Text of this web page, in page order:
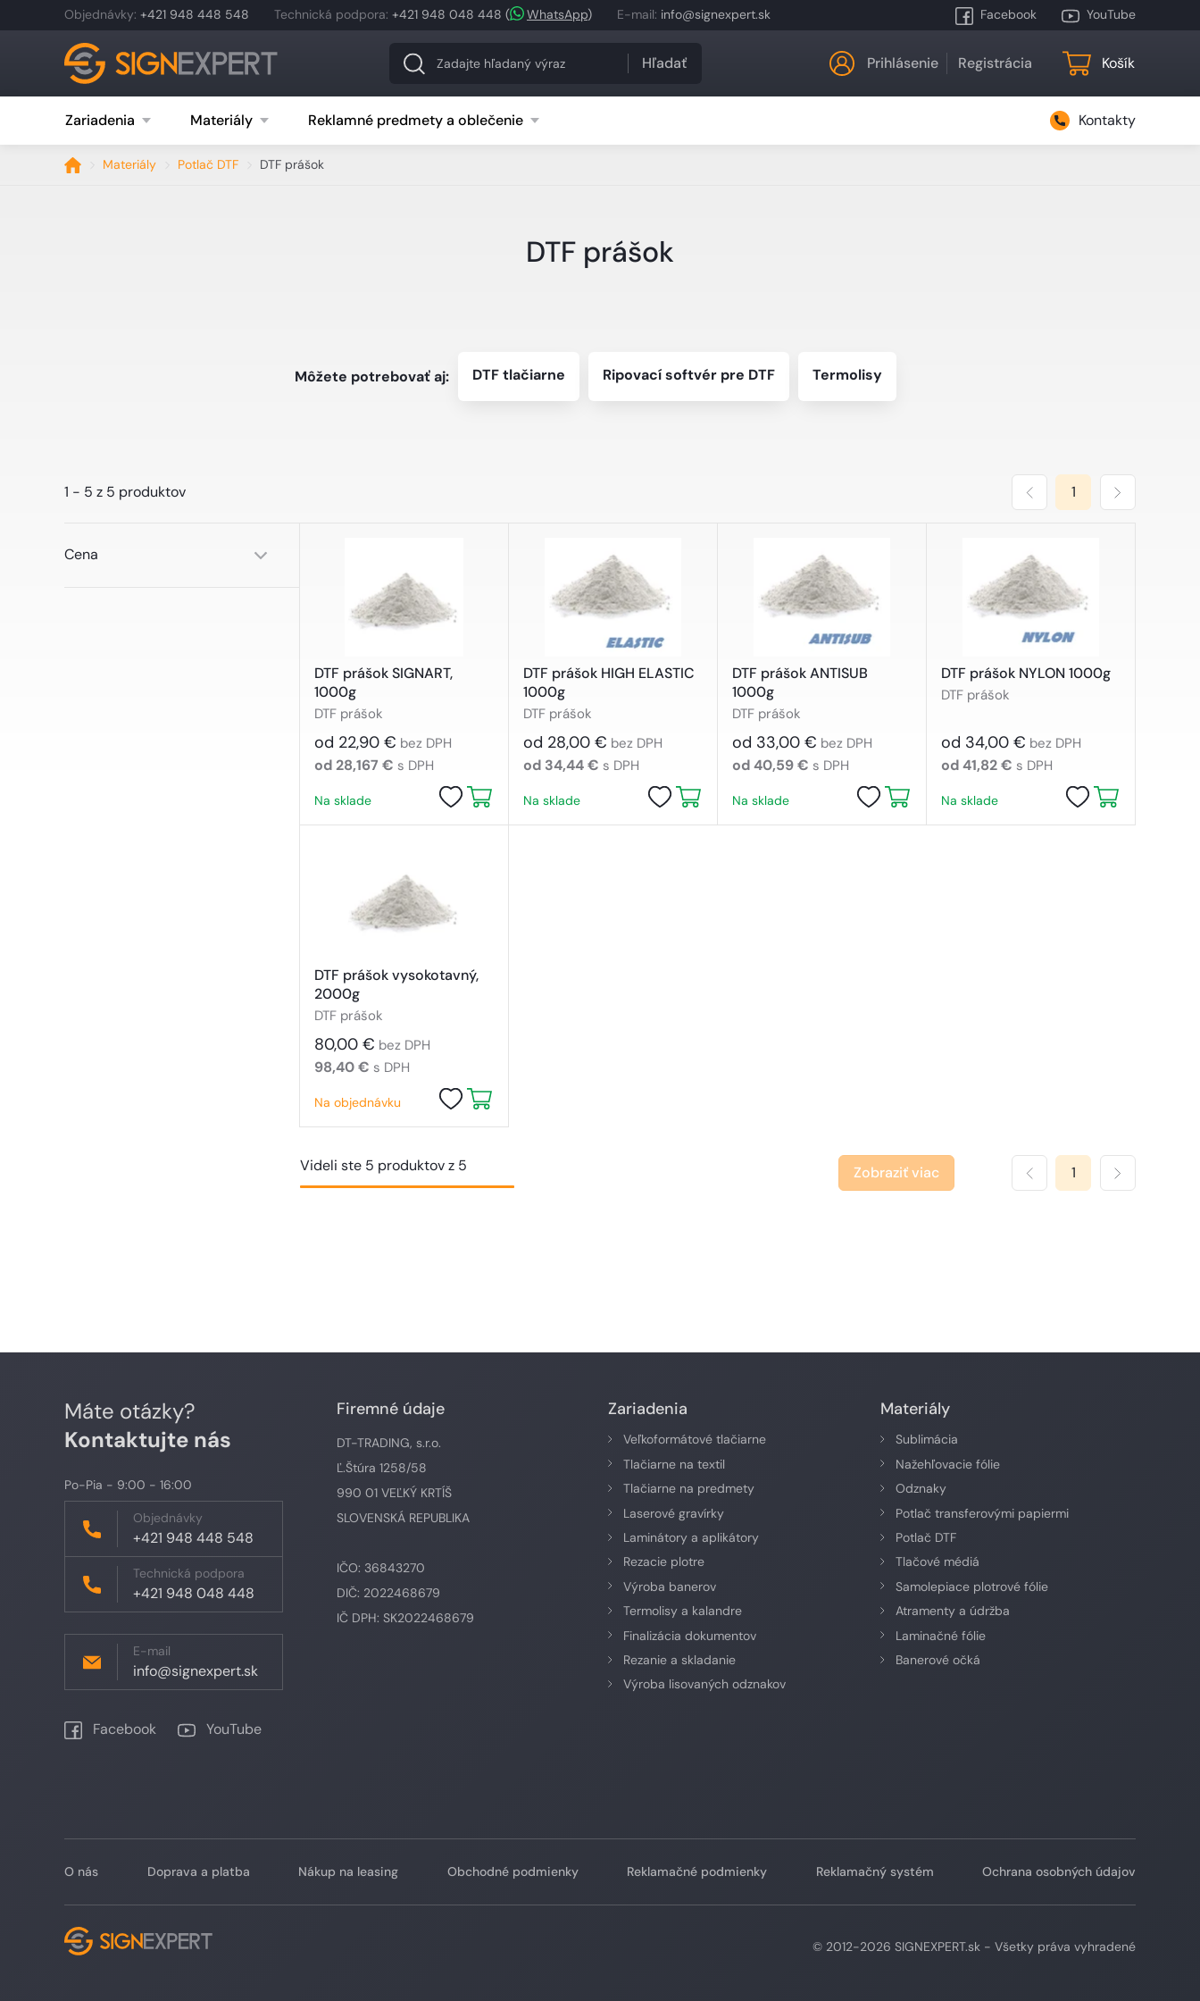
Objednávky: +421 948 448 548 Technická podpora: +421 948 048 448 ( WhatsApp) E-mail: info@signexpert.sk Facebook YouTube
Hľadať Prihlásenie Registrácia Košík
Zariadenia Materiály Reklamné predmety a oblečenie Kontakty
Materiály Potlač DTF DTF prášok
DTF prášok
Môžete potrebovať aj: DTF tlačiarne Ripovací softvér pre DTF Termolisy
1 - 5 z 5 produktov 1
Cena
DTF prášok SIGNART,
1000g
DTF prášok
od 22,90 € bez DPH
od 28,167 € s DPH
Na sklade
DTF prášok HIGH ELASTIC
1000g
DTF prášok
od 28,00 € bez DPH
od 34,44 € s DPH
Na sklade
DTF prášok ANTISUB
1000g
DTF prášok
od 33,00 € bez DPH
od 40,59 € s DPH
Na sklade
DTF prášok NYLON 1000g
DTF prášok
od 34,00 € bez DPH
od 41,82 € s DPH
Na sklade
DTF prášok vysokotavný,
2000g
DTF prášok
80,00 € bez DPH
98,40 € s DPH
Na objednávku
Videli ste 5 produktov z 5 Zobraziť viac 1
Máte otázky?
Kontaktujte nás
Po-Pia - 9:00 - 16:00
Objednávky
+421 948 448 548
Technická podpora
+421 948 048 448
E-mail
info@signexpert.sk
Facebook YouTube
Firemné údaje
DT-TRADING, s.r.o.
Ľ.Štúra 1258/58
990 01 VEĽKÝ KRTÍŠ
SLOVENSKÁ REPUBLIKA
IČO: 36843270
DIČ: 2022468679
IČ DPH: SK2022468679
Zariadenia
Veľkoformátové tlačiarne
Tlačiarne na textil
Tlačiarne na predmety
Laserové gravírky
Laminátory a aplikátory
Rezacie plotre
Výroba banerov
Termolisy a kalandre
Finalizácia dokumentov
Rezanie a skladanie
Výroba lisovaných odznakov
Materiály
Sublimácia
Nažehľovacie fólie
Odznaky
Potlač transferovými papiermi
Potlač DTF
Tlačové médiá
Samolepiace plotrové fólie
Atramenty a údržba
Laminačné fólie
Banerové očká
O nás Doprava a platba Nákup na leasing Obchodné podmienky Reklamačné podmienky Reklamačný systém Ochrana osobných údajov
© 2012-2026 SIGNEXPERT.sk - Všetky práva vyhradené